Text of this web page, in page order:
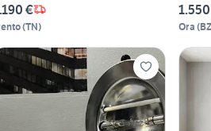
€
(TN) Ora (BZ